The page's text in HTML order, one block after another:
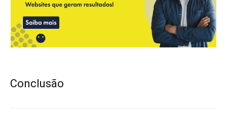
Conclusão